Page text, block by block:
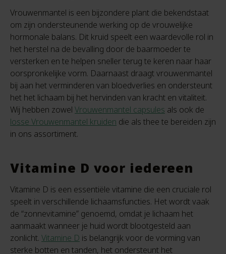
Vrouwenmantel is een bijzondere plant die bekendstaat
om zijn ondersteunende werking op de vrouwelijke
hormonale balans. Dit kruid speelt een waardevolle rol in
het herstel na de bevalling door de baarmoeder te
versterken en te helpen sneller terug te keren naar haar
oorspronkelijke vorm. Daarnaast draagt vrouwenmantel
bij aan het verminderen van bloedverlies en ondersteunt
het het lichaam bij het hervinden van kracht en vitaliteit.
Wij hebben zowel Vrouwenmantel capsules als ook de
losse Vrouwenmantel kruiden die als thee te bereiden zijn
in ons assortiment.
Vitamine D voor iedereen
Vitamine D is een essentiële vitamine die een cruciale rol
speelt in verschillende lichaamsfuncties. Het wordt vaak
de “zonnevitamine” genoemd, omdat je lichaam het
aanmaakt wanneer je huid wordt blootgesteld aan
zonlicht. Vitamine D is belangrijk voor de vorming van
sterke botten en tanden, het ondersteunt het